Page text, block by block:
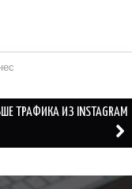
ТРАФИКА ИЗ INSTAGRAM